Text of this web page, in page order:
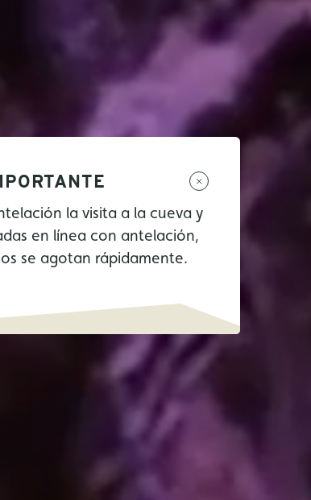
la visita a la cueva y
en línea con antelación,
se agotan rápidamente.